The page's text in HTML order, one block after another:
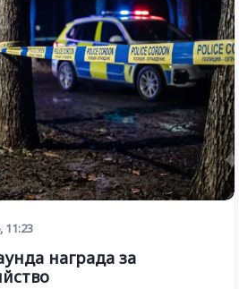
11:23
награда за